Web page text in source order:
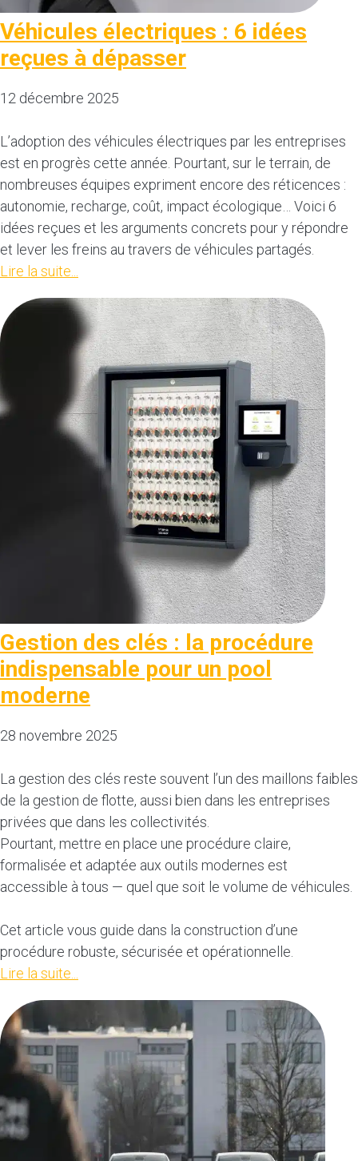
Véhicules électriques : 6 idées
reçues à dépasser
12 décembre 2025
L’adoption des véhicules électriques par les entreprises
est en progrès cette année. Pourtant, sur le terrain, de
nombreuses équipes expriment encore des réticences :
autonomie, recharge, coût, impact écologique… Voici 6
idées reçues et les arguments concrets pour y répondre
et lever les freins au travers de véhicules partagés.
Lire la suite...
Gestion des clés : la procédure
indispensable pour un pool
moderne
28 novembre 2025
La gestion des clés reste souvent l’un des maillons faibles
de la gestion de flotte, aussi bien dans les entreprises
privées que dans les collectivités.
Pourtant, mettre en place une procédure claire,
formalisée et adaptée aux outils modernes est
accessible à tous — quel que soit le volume de véhicules.
Cet article vous guide dans la construction d’une
procédure robuste, sécurisée et opérationnelle.
Lire la suite...